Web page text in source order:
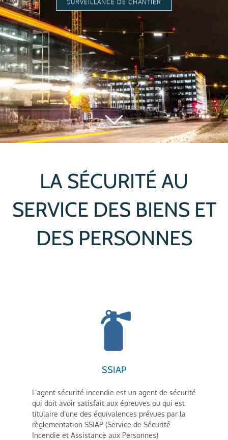
SURVEILLANCE DE CHANTIER
LA SÉCURITÉ AU
SERVICE DES BIENS ET
DES PERSONNES
SSIAP
L’agent sécurité incendie est un agent de sécurité
qui doit avoir satisfait aux épreuves ou qui est
titulaire d’une des équivalences prévues par la
règlementation SSIAP (Service de Sécurité
Incendie et Assistance aux Personnes)